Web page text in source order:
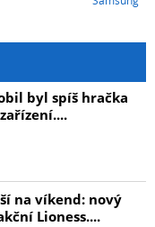
byl spíš hračka
na víkend: nový
Lioness....